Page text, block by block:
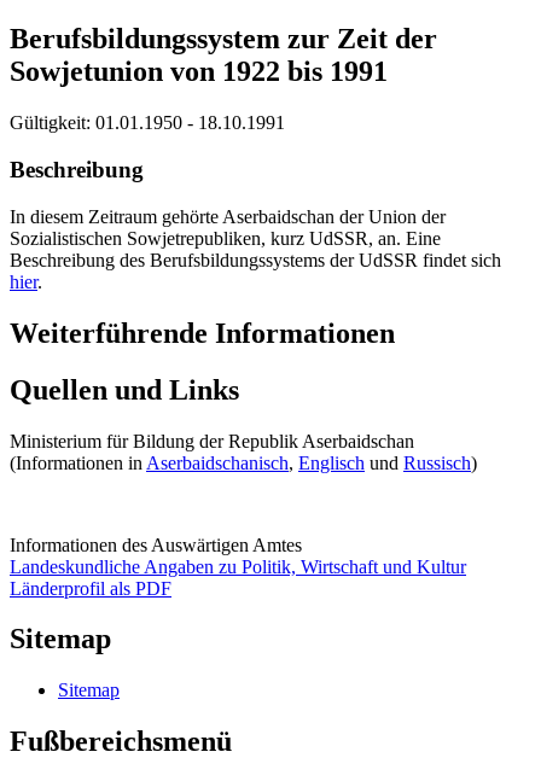
Berufsbildungssystem zur Zeit der
Sowjetunion von 1922 bis 1991
Gültigkeit: 01.01.1950 - 18.10.1991
Beschreibung
In diesem Zeitraum gehörte Aserbaidschan der Union der
Sozialistischen Sowjetrepubliken, kurz UdSSR, an. Eine
Beschreibung des Berufsbildungssystems der UdSSR findet sich
hier.
Weiterführende Informationen
Quellen und Links
Ministerium für Bildung der Republik Aserbaidschan
(Informationen in Aserbaidschanisch, Englisch und Russisch)
Informationen des Auswärtigen Amtes
Landeskundliche Angaben zu Politik, Wirtschaft und Kultur
Länderprofil als PDF
Sitemap
Sitemap
Fußbereichsmenü